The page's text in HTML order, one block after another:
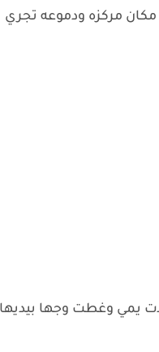
مركزه ودموعه تجري
يمي وغطت وجها بيديها